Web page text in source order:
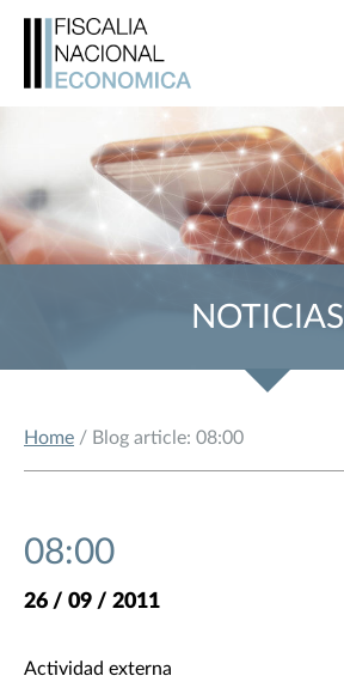
NOTICIAS
Home / Blog article: 08:00
08:00
26 / 09 / 2011
Actividad externa